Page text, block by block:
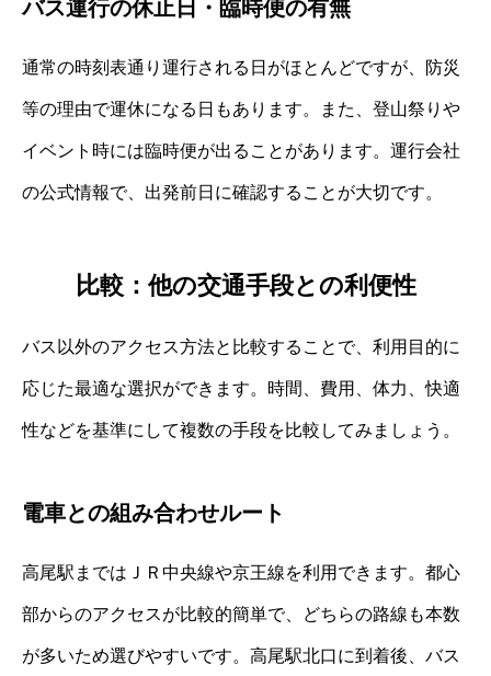
バス運行の休止日・臨時便の有無
通常の時刻表通り運行される日がほとんどですが、防災
等の理由で運休になる日もあります。また、登山祭りや
イベント時には臨時便が出ることがあります。運行会社
の公式情報で、出発前日に確認することが大切です。
比較：他の交通手段との利便性
バス以外のアクセス方法と比較することで、利用目的に
応じた最適な選択ができます。時間、費用、体力、快適
性などを基準にして複数の手段を比較してみましょう。
電車との組み合わせルート
高尾駅まではＪＲ中央線や京王線を利用できます。都心
部からのアクセスが比較的簡単で、どちらの路線も本数
が多いため選びやすいです。高尾駅北口に到着後、バス